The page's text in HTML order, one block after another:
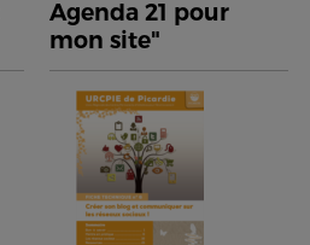
Agenda 21 pour
mon site"